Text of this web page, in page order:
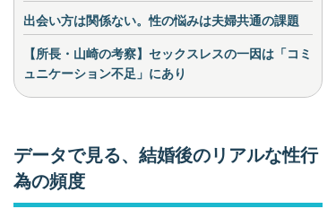
出会い方は関係ない。性の悩みは夫婦共通の課題
【所長・山崎の考察】セックスレスの一因は「コミ
ュニケーション不足」にあり
データで見る、結婚後のリアルな性行
為の頻度